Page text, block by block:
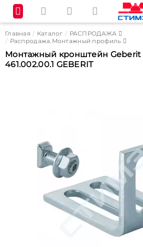
Главная Каталог
РАСПРОДАЖА
Распродажа.Монтажный профиль
Монтажный кронштейн Geberit
461.002.00.1 GEBERIT